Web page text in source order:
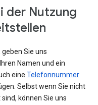
der Nutzung
Sie uns
Namen und ein
eine Telefonnummer
Selbst wenn Sie nicht
können Sie uns